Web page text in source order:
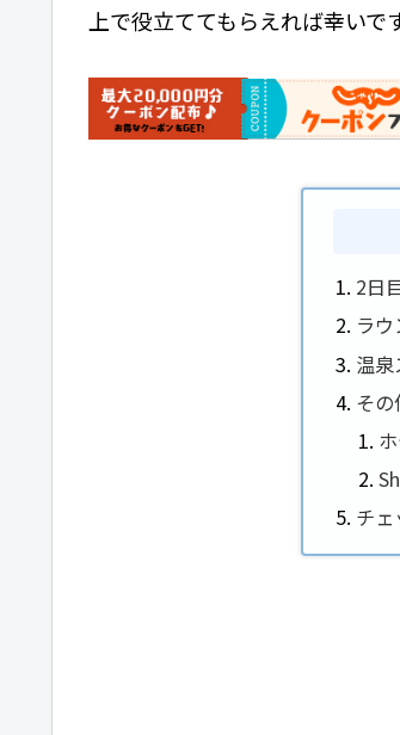
上で役立ててもらえれば幸いです
2日
ラ
温
そ
チ